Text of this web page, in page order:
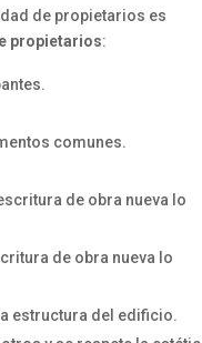
de propietarios es
propietarios:
comunes.
de obra nueva lo
de obra nueva lo
estructura del edificio.